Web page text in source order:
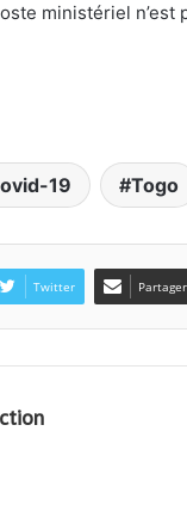
ministériel
19 Togo
Twitter